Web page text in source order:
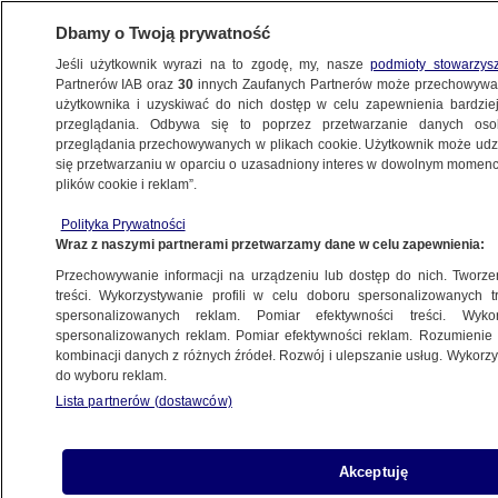
BIZNES
ZE ŚWIATA
wprowadza zakaz
12.02.2025, 11:54
Udostępnij
Dbamy o Twoją prywatność
Jeśli użytkownik wyrazi na to zgodę, my, naszepodmioty
Partnerów IAB oraz30 innych Zaufanych Partnerów może
użytkownika i uzyskiwać do nich dostęp w celu zapewnienia
przeglądania. Odbywa się to poprzez przetwarzanie danych
przeglądania przechowywanych w plikach cookie. Użytkownik może
się przetwarzaniu w oparciu o uzasadniony interes w dowolnym
plików cookie i reklam”.
Polityka Prywatności
Wraz z naszymi partnerami przetwarzamy dane w celu zapewnienia:
Przechowywanie informacji na urządzeniu lub dostęp do nich.
treści. Wykorzystywanie profili w celu doboru spersonalizowanych
spersonalizowanych reklam. Pomiar efektywności treści.
spersonalizowanych reklam. Pomiar efektywności reklam.
kombinacji danych z różnych źródeł. Rozwój i ulepszanie usług.
do wyboru reklam.
Lista partnerów (dostawców)
Akceptuję